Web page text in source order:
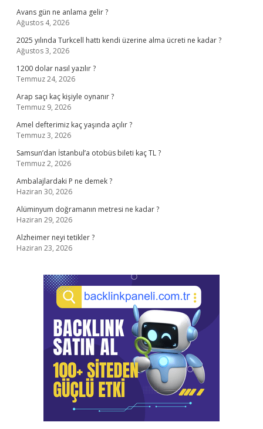
Avans gün ne anlama gelir ?
Ağustos 4, 2026
2025 yılında Turkcell hattı kendi üzerine alma ücreti ne kadar ?
Ağustos 3, 2026
1200 dolar nasıl yazılır ?
Temmuz 24, 2026
Arap saçı kaç kişiyle oynanır ?
Temmuz 9, 2026
Amel defterimiz kaç yaşında açılır ?
Temmuz 3, 2026
Samsun’dan İstanbul’a otobüs bileti kaç TL ?
Temmuz 2, 2026
Ambalajlardaki P ne demek ?
Haziran 30, 2026
Alüminyum doğramanın metresi ne kadar ?
Haziran 29, 2026
Alzheimer neyi tetikler ?
Haziran 23, 2026